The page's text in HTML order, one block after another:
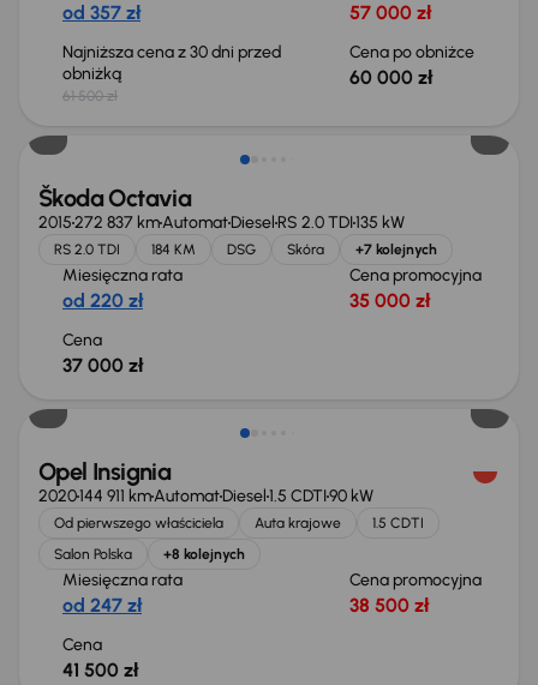
od 357 zł 57 000 zł
Najniższa cena z 30 dni przed
obniżką
61 500 zł
Cena po obniżce
60 000 zł
Škoda Octavia
2015272 837 kmAutomatDiesel RS 2.0 TDI135 kW
RS 2.0 TDI 184 KM DSG Skóra +7 kolejnych
Miesięczna rata
od 220 zł
Cena promocyjna
35 000 zł
Cena
37 000 zł
Opel Insignia
2020144 911 kmAutomatDiesel1.5 CDTI90 kW
Od pierwszego właściciela Auta krajowe
1.5 CDTI
Salon Polska
+8 kolejnych
Miesięczna rata
od 247 zł
Cena promocyjna
38 500 zł
Cena
41 500 zł